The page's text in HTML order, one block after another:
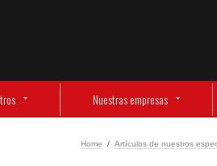
Nuestras empresas
Home / Artículos de nuestros